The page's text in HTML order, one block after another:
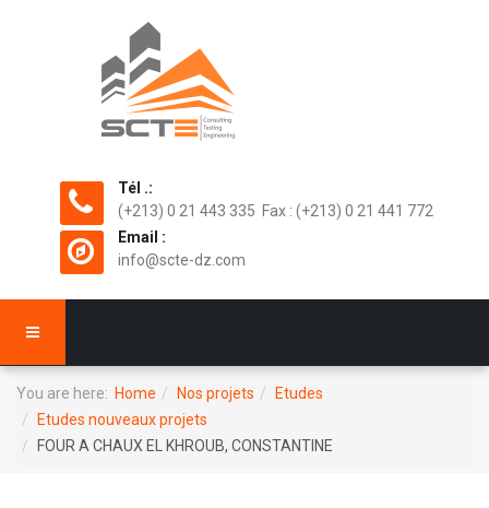
Tél .:
(+213) 0 21 443 335 Fax : (+213) 0 21 441 772
Email :
info@scte-dz.com
You are here: Home Nos projets
Etudes
Etudes nouveaux projets
FOUR A CHAUX EL KHROUB, CONSTANTINE